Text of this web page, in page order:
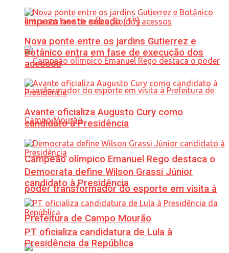
limpeza neste sábado (1º)
Campeão olímpico Emanuel Rego destaca o
poder transformador do esporte em visita à
Prefeitura de Campo Mourão
Nova ponte entre os jardins Gutierrez e
Botânico entra em fase de execução dos
acessos
Avante oficializa Augusto Cury como
candidato à Presidência
Democrata define Wilson Grassi Júnior
candidato à Presidência
PT oficializa candidatura de Lula à
Presidência da República